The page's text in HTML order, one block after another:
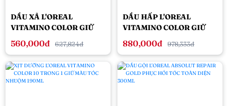
DẦU XẢ L'OREAL
VITAMINO COLOR GIỮ
MÀU TÓC NHUỘM 200ML
560,000đ 627,824đ
DẦU HẤP L'OREAL
VITAMINO COLOR GIỮ
MÀU TÓC NHUỘM 250ML
880,000đ 978,333đ